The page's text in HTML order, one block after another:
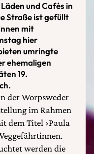
und Cafés in
Straße ist gefüllt
mit
hier
umringte
ehemaligen
19.
der Worpsweder
im Rahmen
dem Titel ›Paula
werden die